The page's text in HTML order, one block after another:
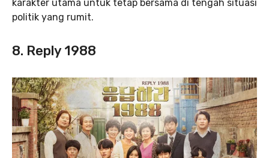
karakter utama untuk tetap bersama di tengah situasi
politik yang rumit.
8. Reply 1988